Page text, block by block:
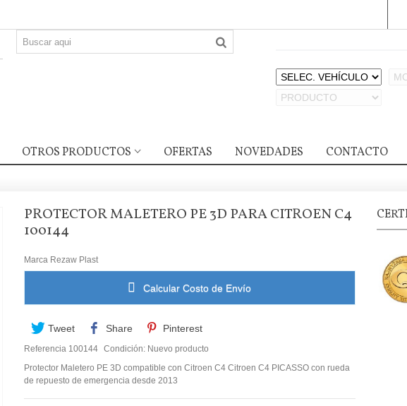
OTROS PRODUCTOS OFERTAS NOVEDADES CONTACTO
PROTECTOR MALETERO PE 3D PARA CITROEN C4
100144
Marca Rezaw Plast
Calcular Costo de Envío
Tweet Share Pinterest
Referencia 100144 Condición: Nuevo producto
Protector Maletero PE 3D compatible con Citroen C4 Citroen C4 PICASSO con rueda
de repuesto de emergencia desde 2013